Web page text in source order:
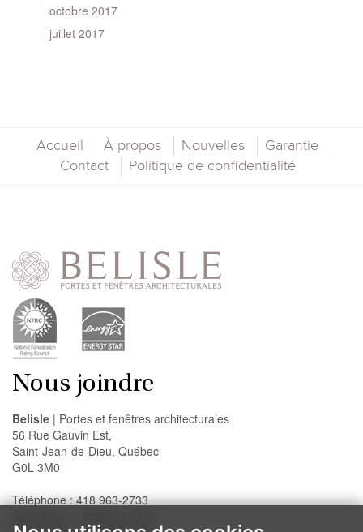
octobre 2017
juillet 2017
Accueil À propos Nouvelles
Garantie
Contact
Politique de confidentialité
Nous joindre
Belisle | Portes et fenêtres architecturales
56 Rue Gauvin Est,
Saint-Jean-de-Dieu, Québec
G0L 3M0
Téléphone : 418 963-2733